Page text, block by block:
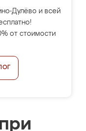
Дулёво и всей
от стоимости